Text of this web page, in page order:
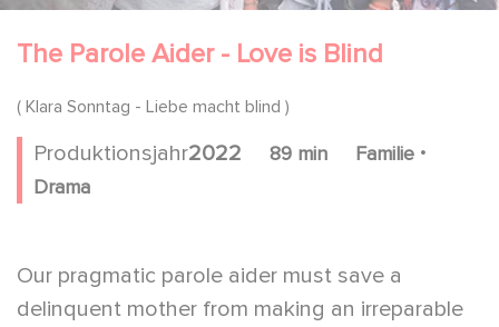
The Parole Aider - Love is Blind
( Klara Sonntag - Liebe macht blind )
Produktionsjahr2022 89 min Familie .
Drama
Our pragmatic parole aider must save a
delinquent mother from making an irreparable